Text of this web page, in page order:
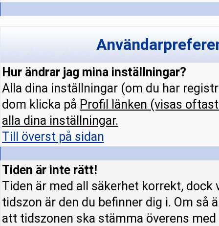
Hur ändrar jag mina inställningar?
Alla dina inställningar (om du har
dom klicka på Profil
länken (visas
alla dina inställningar.
Till överst på sidan
Tiden är inte rätt!
Tiden är med all säkerhet korrekt, dock
tidszon är den du befinner dig i. Om så
att tidszonen ska stämma överens